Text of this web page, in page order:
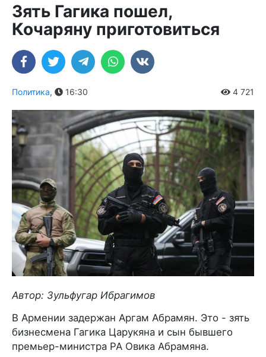
Зять Гагика пошел,
Кочаряну приготовиться
Политика, 16:30 4 721
Автор: Зульфугар Ибрагимов
В Армении задержан Аргам Абрамян. Это - зять
бизнесмена Гагика Царукяна и сын бывшего
премьер-министра РА Овика Абрамяна.